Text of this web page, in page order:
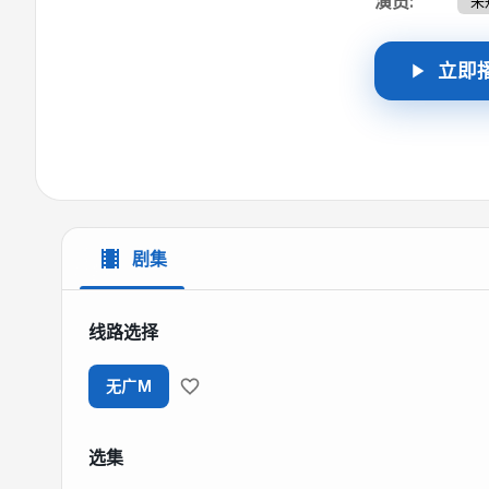
立即
剧集
线路选择
无广M
选集